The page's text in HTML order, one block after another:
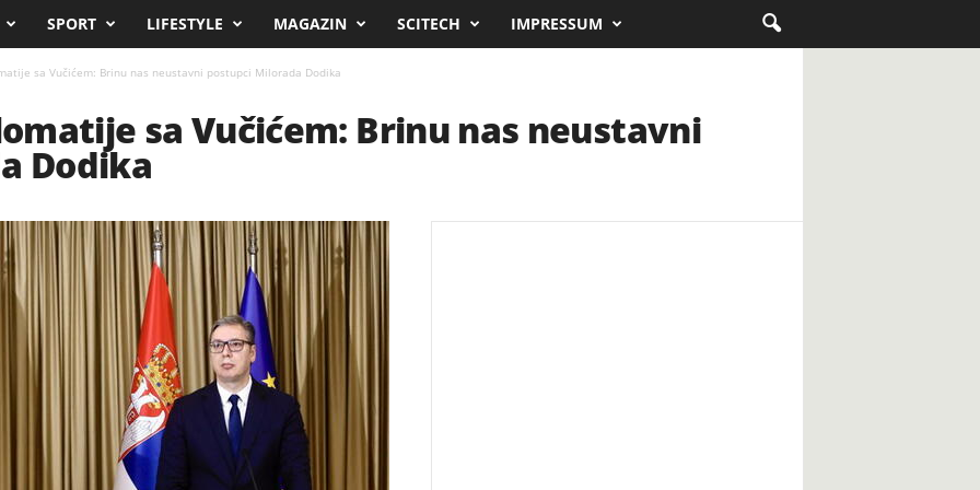
SPORT LIFESTYLE MAGAZIN SCITECH IMPRESSUM
sa Vučićem: Brinu nas neustavni postupci Milorada Dodika
sa Vučićem: Brinu nas neustavni
Dodika